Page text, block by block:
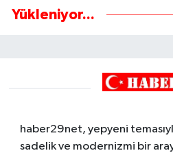
Yükleniyor...
haber29net, yepyeni
sadelik ve modernizmi bir